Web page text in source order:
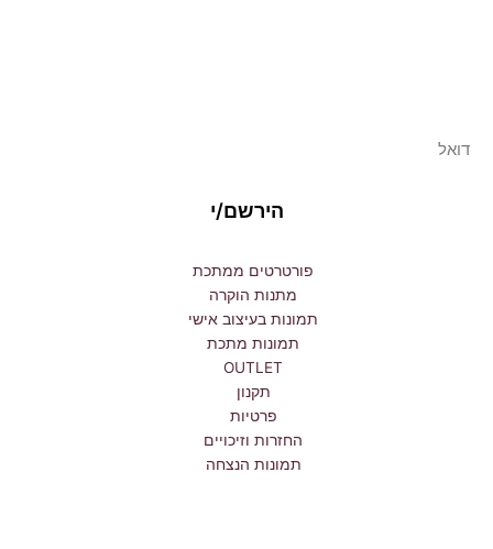
הירשם/י
פורטרטים ממתכת
מתנות הוקרה
תמונות בעיצוב אישי
תמונות מתכת
OUTLET
תקנון
פרטיות
החזרות וזיכויים
תמונות הנצחה